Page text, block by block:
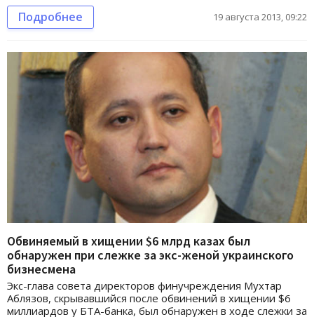
Подробнее 19 августа 2013, 09:22
Обвиняемый в хищении $6 млрд казах был
обнаружен при слежке за экс-женой украинского
бизнесмена
Экс-глава совета директоров финучреждения Мухтар
Аблязов, скрывавшийся после обвинений в хищении $6
миллиардов у БТА-банка, был обнаружен в ходе слежки за